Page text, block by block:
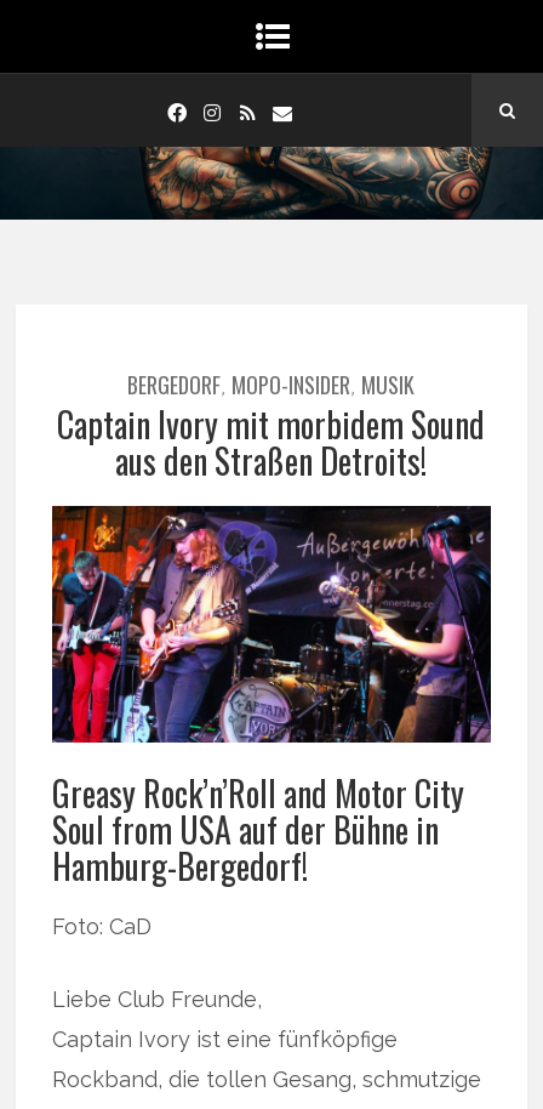
BERGEDORF, MOPO-INSIDER, MUSIK
Captain Ivory mit morbidem Sound
aus den Straßen Detroits!
Greasy Rock’n’Roll and Motor City
Soul from USA auf der Bühne in
Hamburg-Bergedorf!
Foto: CaD
Liebe Club Freunde,
Captain Ivory ist eine fünfköpfige
Rockband, die tollen Gesang, schmutzige